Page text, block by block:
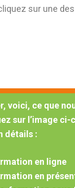
sur une
voici, ce que
sur l’image ci-
détails :
en ligne
en